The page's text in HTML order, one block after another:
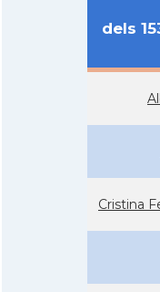
dels
Cristina